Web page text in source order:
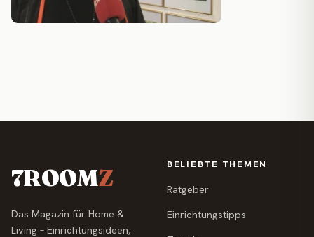
7ROOMZ
Das Magazin für Home &
Living – Einrichtungsideen,
BELIEBTE THEMEN
Ratgeber
Einrichtungstipps